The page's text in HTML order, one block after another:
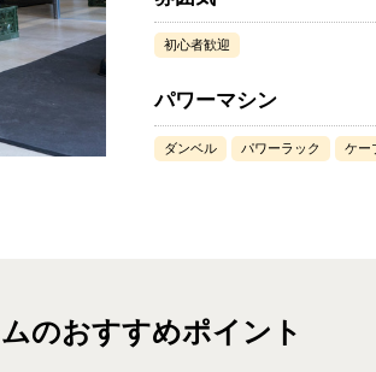
初心者歓迎
パワーマシン
ダンベル パワーラック ケー
のおすすめポイント